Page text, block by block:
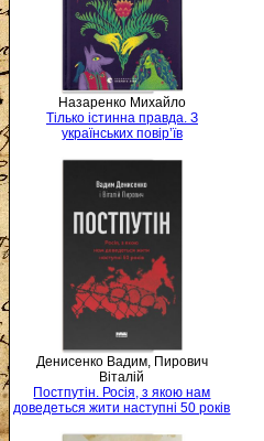
Назаренко Михайло
Тілько істинна правда. З
українських повір’їв
Денисенко Вадим, Пирович
Віталій
Постпутін. Росія, з якою нам
доведеться жити наступні 50 років